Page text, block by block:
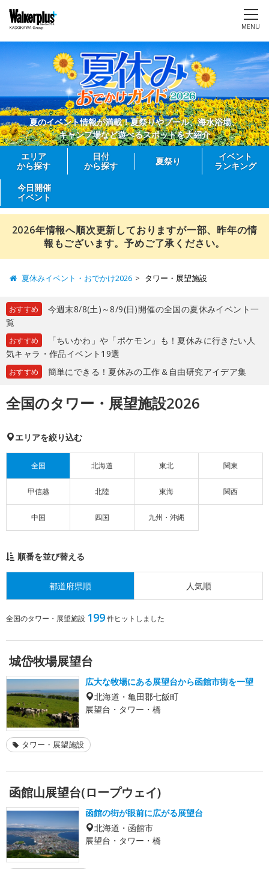
MENU
夏のイベント情報が満載！夏祭りやプール、海水浴場、
キャンプ場など遊べるスポットを大紹介
エリア
から探す
日付
から探す
夏祭り
イベント
ランキング
今日開催
イベント
2026年情報へ順次更新しておりますが一部、昨年の情
報もございます。予めご了承ください。
夏休みイベント・おでかけ2026 タワー・展望施設
おすすめ
今週末8/8(土)～8/9(日)開催の全国の夏休みイベント一
覧
おすすめ
「ちいかわ」や「ポケモン」も！夏休みに行きたい人
気キャラ・作品イベント19選
おすすめ 簡単にできる！夏休みの工作＆自由研究アイデア集
全国のタワー・展望施設2026
エリアを絞り込む
全国 北海道 東北 関東
甲信越 北陸 東海 関西
中国 四国 九州・沖縄
順番を並び替える
都道府県順 人気順
全国のタワー・展望施設 199件ヒットしました
城岱牧場展望台
広大な牧場にある展望台から函館市街を一望
北海道・亀田郡七飯町
展望台・タワー・橋
タワー・展望施設
函館山展望台(ロープウェイ)
函館の街が眼前に広がる展望台
北海道・函館市
展望台・タワー・橋